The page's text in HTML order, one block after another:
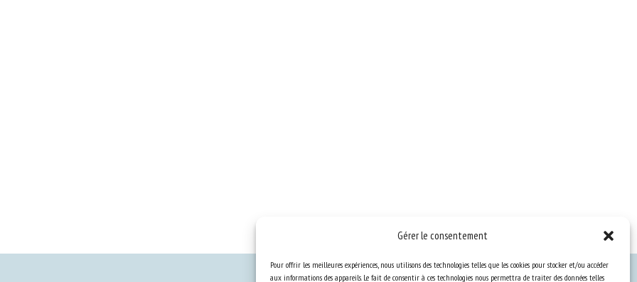
Gérer le consentement
Pour offrir les meilleures expériences, nous utilisons des technologies telles que les cookies pour stocker et/ou accéder
aux informations des appareils. Le fait de consentir à ces technologies nous permettra de traiter des données telles